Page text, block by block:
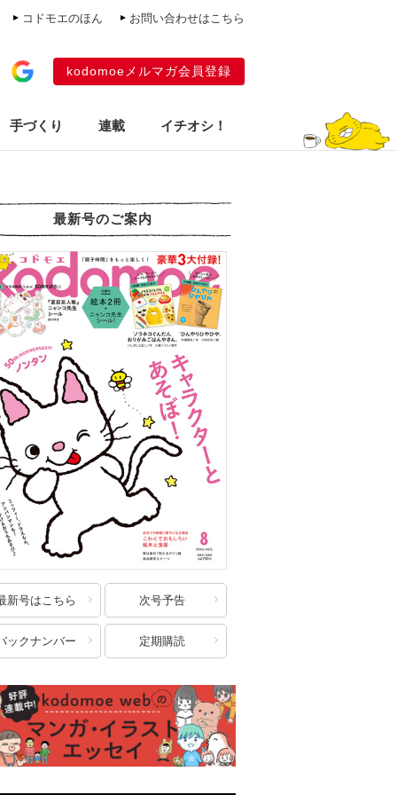
コドモエのほん お問い合わせはこちら
kodomoeメルマガ会員登録
手づくり 連載 イチオシ！
最新号のご案内
新号はこちら 次号予告
ックナンバー 定期購読